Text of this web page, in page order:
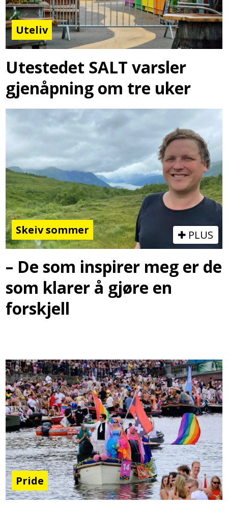
Uteliv
Utestedet SALT varsler
gjenåpning om tre uker
Skeiv sommer PLUS
– De som inspirer meg er de
som klarer å gjøre en
forskjell
Pride